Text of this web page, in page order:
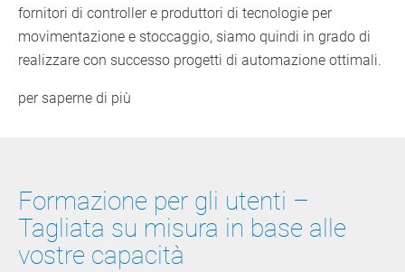
fornitori di controller e produttori di tecnologie per
movimentazione e stoccaggio, siamo quindi in grado di
realizzare con successo progetti di automazione ottimali.
per saperne di più
Formazione per gli utenti –
Tagliata su misura in base alle
vostre capacità